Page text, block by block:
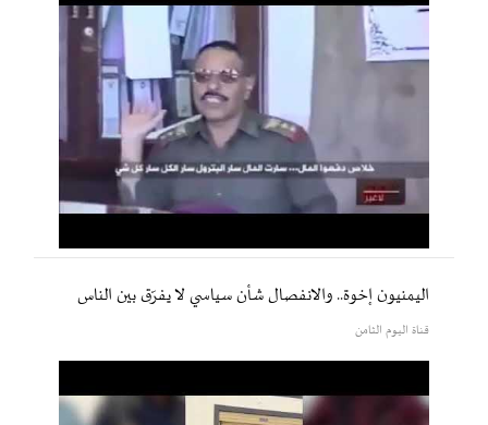
اليمنيون إخوة.. والانفصال شأن سياسي لا يفرّق بين الناس
قناة اليوم الثامن